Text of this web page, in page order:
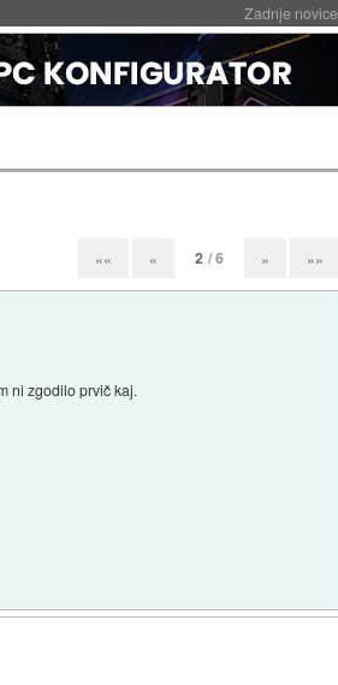
Zadnje novice
«« « 2 / 6 » »»
ni zgodilo prvič kaj.